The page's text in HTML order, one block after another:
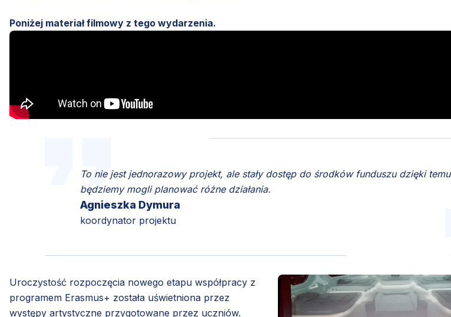
Poniżej materiał filmowy z tego wydarzenia.
To nie jest jednorazowy projekt, ale stały dostęp do środków funduszu dzięki temu
będziemy mogli planować różne działania.
Agnieszka Dymura
koordynator projektu
Uroczystość rozpoczęcia nowego etapu współpracy z
programem Erasmus+ została uświetniona przez
występy artystyczne przygotowane przez uczniów.